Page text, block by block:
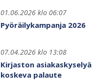
01.06.2026 klo 06:07
Pyöräilykampanja 2026
07.04.2026 klo 13:08
Kirjaston asiakaskyselyä
koskeva palaute